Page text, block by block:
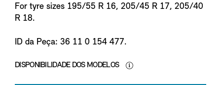
For tyre sizes 195/55 R 16, 205/45 R 17, 205/40
R 18.
ID da Peça: 36 11 0 154 477.
DISPONIBILIDADE DOS MODELOS